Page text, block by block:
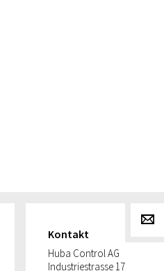
Kontakt
Huba Control AG
Industriestrasse 17
g